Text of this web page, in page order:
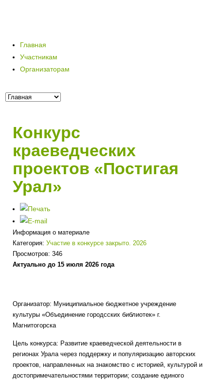
Главная
Участникам
Организаторам
Конкурс
краеведческих
проектов «Постигая
Урал»
Информация о материале
Категория:Участие в конкурсе закрыто. 2026
Просмотров: 346
Актуально до 15 июля 2026 года
Организатор: Муниципиальное бюджетное учреждение
культуры «Объединение городсских библиотек» г.
Магнитогорска
Цель конкурса: Развитие краеведческой деятельности в
регионах Урала через поддержку и популяризацию авторских
проектов, направленных на знакомство с историей, культурой и
достопримечательностями территории; создание единого